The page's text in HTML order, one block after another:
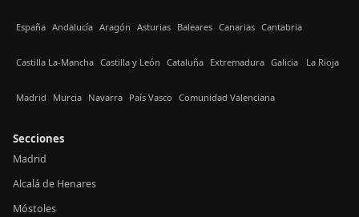
España Andalucía Aragón Asturias Baleares Canarias Cantabria
Castilla La-Mancha Castilla y León Cataluña Extremadura Galicia La Rioja
Madrid Murcia Navarra País Vasco Comunidad Valenciana
Secciones
Madrid
Alcalá de Henares
Móstoles